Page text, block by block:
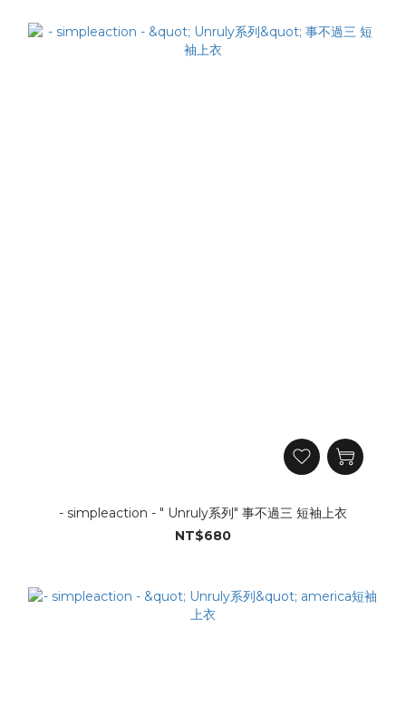
- simpleaction - " Unruly系列" 事不過三 短袖上衣
NT$680